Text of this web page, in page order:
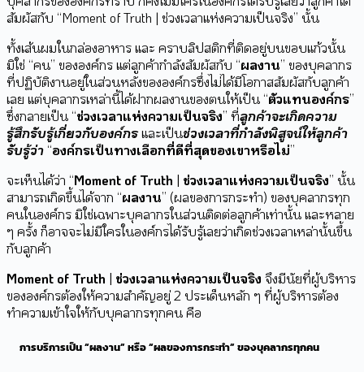
สัมผัสกับ “Moment of Truth | ช่วงเวลาแห่งความเป็นจริง” นั้น
ทั้งเส้นผมในกล่องอาหาร และ คราบลิปสติกที่ติดอยู่บนขอบแก้วนั้น
มิใช่ “คน” ขององค์กร แต่ลูกค้ากำลังสัมผัสกับ “ผลงาน” ของบุคลากร
ที่ปฏิบัติงานอยู่ในส่วนหลังขององค์กรซึ่งไม่ได้มีโอกาสสัมผัสกับลูกค้า
เลย แต่บุคลากรเหล่านี้ได้ฝากผลงานของตนให้เป็น “ตัวแทนองค์กร”
ซึ่งกลายเป็น “ช่วงเวลาแห่งความเป็นจริง” ที่ลูกค้าจะเกิดความ
รู้สึกรับรู้เกี่ยวกับองค์กรและเป็นช่วงเวลาที่กำลังพิสูจน์ให้ลูกค้า
รับรู้ว่า “องค์กรเป็นทางเลือกที่ดีที่สุดของเขาหรือไม่”
จะเห็นได้ว่า “Moment of Truth | ช่วงเวลาแห่งความเป็นจริง” นั้น
สามารถเกิดขึ้นได้จาก “ผลงาน” (ผลของการกระทำ) ของบุคลากรทุก
คนในองค์กร มิใช่เฉพาะบุคลากรในส่วนติดต่อลูกค้าเท่านั้น และหลาย
ๆ ครั้ง ก็อาจจะไม่มีใครในองค์กรได้รับรู้เลยว่าเกิดช่วงเวลาเหล่านั้นขึ้น
กับลูกค้า
Moment of Truth | ช่วงเวลาแห่งความเป็นจริง จึงมีนัยที่ผู้บริหาร
ขององค์กรต้องให้ความสำคัญอยู่ 2 ประเด็นหลัก ๆ ที่ผู้บริหารต้อง
ทำความเข้าใจให้กับบุคลากรทุกคน คือ
การบริการเป็น “ผลงาน” หรือ “ผลของการกระทำ” ของบุคลากรทุกคน